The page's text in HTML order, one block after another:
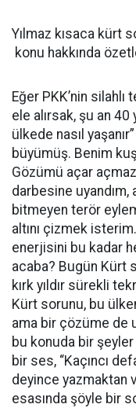
Yılmaz kısaca kürt
konu hakkında
Eğer PKK’nin
ele alırsak, şu an
ülkede nasıl
büyümüş. Benim
Gözümü açar
darbesine uyandım,
bitmeyen terör
altını çizmek
enerjisini bu kadar
acaba? Bugün Kürt
kırk yıldır sürekli
Kürt sorunu, bu
ama bir çözüme de
bu konuda bir
bir ses, “Kaçıncı
deyince yazmaktan
esasında şöyle bir